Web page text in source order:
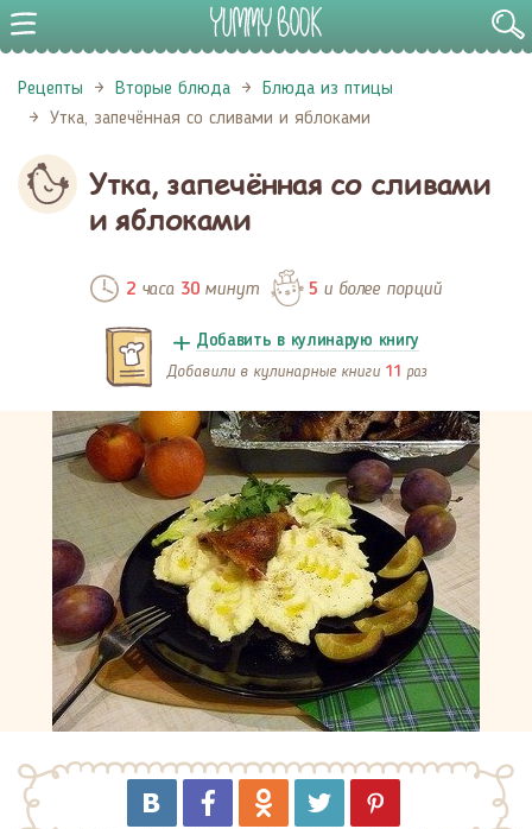
Рецепты Вторые блюда
Блюда из птицы
Утка, запечённая со сливами и яблоками
Утка, запечённая со сливами
и яблоками
2часа 30минут 5 и более порций
Добавить в кулинарую книгу
Добавили в кулинарные книги 11 раз